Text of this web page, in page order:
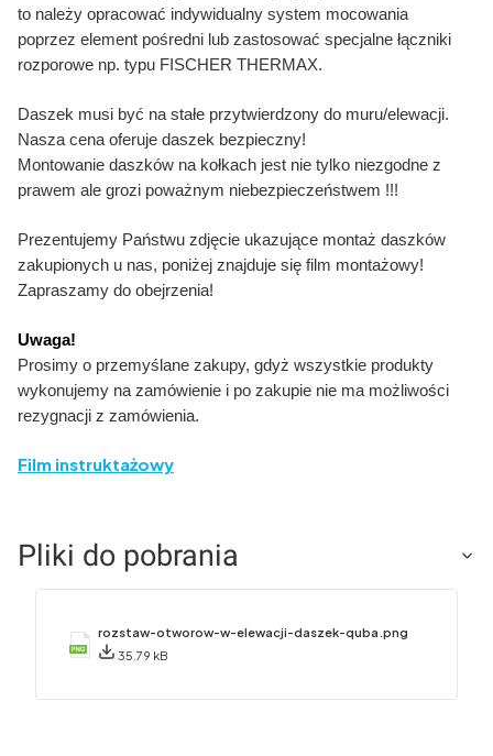
to należy opracować indywidualny system mocowania
poprzez element pośredni lub zastosować specjalne łączniki
rozporowe np. typu FISCHER THERMAX.
Daszek musi być na stałe przytwierdzony do muru/elewacji.
Nasza cena oferuje daszek bezpieczny!
Montowanie daszków na kołkach jest nie tylko niezgodne z
prawem ale grozi poważnym niebezpieczeństwem !!!
Prezentujemy Państwu zdjęcie ukazujące montaż daszków
zakupionych u nas, poniżej znajduje się film montażowy!
Zapraszamy do obejrzenia!
Uwaga!
Prosimy o przemyślane zakupy, gdyż wszystkie produkty
wykonujemy na zamówienie i po zakupie nie ma możliwości
rezygnacji z zamówienia.
Film instruktażowy
Pliki do pobrania
rozstaw-otworow-w-elewacji-daszek-quba.png
35.79 kB